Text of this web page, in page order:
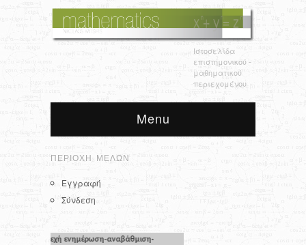
Ιστοσελίδα
επιστημονικού -
μαθηματικού
περιεχομένου
Menu
ΠΕΡΙΟΧΉ ΜΕΛΏΝ
Εγγραφή
Σύνδεση
υπό συνεχή ενημέρωση-αναβάθμιση·